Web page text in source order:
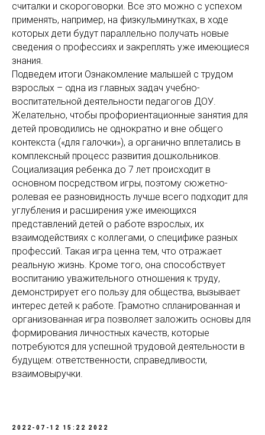
считалки и скороговорки. Все это можно с успехом
применять, например, на физкульминутках, в ходе
которых дети будут параллельно получать новые
сведения о профессиях и закреплять уже имеющиеся
знания.
Подведем итоги Ознакомление малышей с трудом
взрослых – одна из главных задач учебно-
воспитательной деятельности педагогов ДОУ.
Желательно, чтобы профориентационные занятия для
детей проводились не однократно и вне общего
контекста («для галочки»), а органично вплетались в
комплексный процесс развития дошкольников.
Социализация ребенка до 7 лет происходит в
основном посредством игры, поэтому сюжетно-
ролевая ее разновидность лучше всего подходит для
углубления и расширения уже имеющихся
представлений детей о работе взрослых, их
взаимодействиях с коллегами, о специфике разных
профессий. Такая игра ценна тем, что отражает
реальную жизнь. Кроме того, она способствует
воспитанию уважительного отношения к труду,
демонстрирует его пользу для общества, вызывает
интерес детей к работе. Грамотно спланированная и
организованная игра позволяет заложить основы для
формирования личностных качеств, которые
потребуются для успешной трудовой деятельности в
будущем: ответственности, справедливости,
взаимовыручки.
2022-07-12 15:22 2022